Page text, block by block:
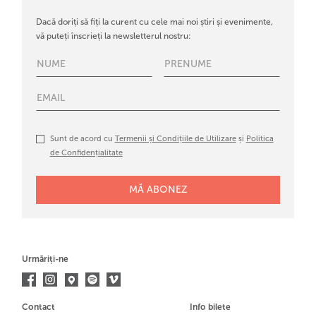
Dacă doriți să fiți la curent cu cele mai noi știri și evenimente,
vă puteți înscrieți la newsletterul nostru:
Sunt de acord cu Termenii și Condițiile de Utilizareși Politica
de Confidențialitate
Urmăriți-ne
Contact Info bilete